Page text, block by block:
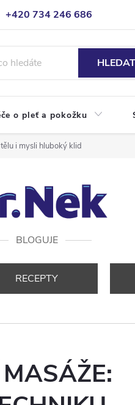
+420 734 246 686
HLEDAT
o pleť a pokožku
i mysli hluboký klid
BLOGUJE
RECEPTY